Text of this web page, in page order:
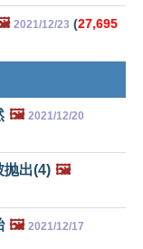
2021/12/23 (27,695
🖼️ 2021/12/20
抛出(4) 🖼️
🖼️ 2021/12/17